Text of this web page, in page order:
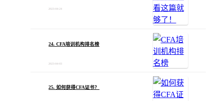
2023-04-24
24. CFA培训机构排名榜
2023-04-03
25. 如何获得CFA证书？